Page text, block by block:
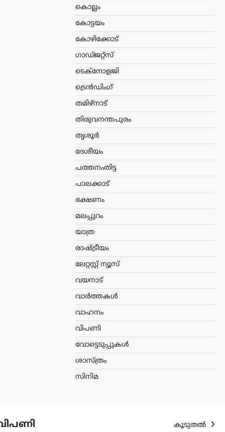
കൊല്ലം
കോട്ടയം
കോഴിക്കോട്
ഗാഡ്ജറ്റ്സ്
ടെക്നോളജി
ട്രെൻഡിംഗ്
തമിഴ്നാട്
തിരുവനന്തപുരം
തൃശൂർ
ദേശീയം
പത്തനംതിട്ട
പാലക്കാട്
ഭക്ഷണം
മലപ്പുറം
യാത്ര
രാഷ്ട്രീയം
ലേറ്റസ്റ്റ് ന്യൂസ്
വയനാട്
വാർത്തകൾ
വാഹനം
വിപണി
വോട്ടെടുപ്പുകൾ
ശാസ്ത്രം
സിനിമ
കൂടുതൽ